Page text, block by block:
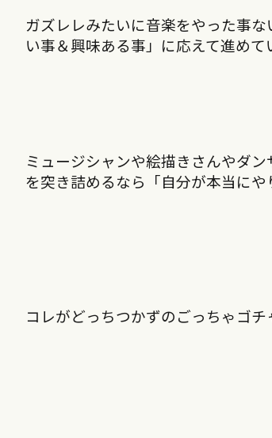
ガズレレみたいに音楽をやった事
い事＆興味ある事」に応えて進め
ミュージシャンや絵描きさんやダ
を突き詰めるなら「自分が本当にや
コレがどっちつかずのごっちゃゴ